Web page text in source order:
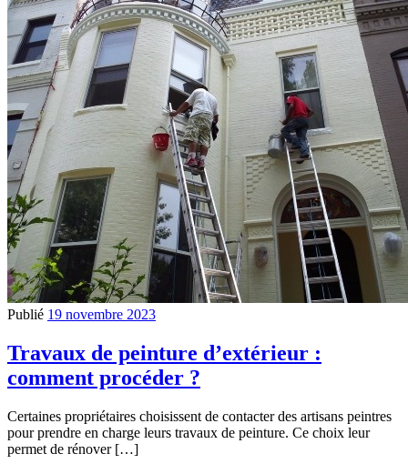
Publié 19 novembre 2023
Travaux de peinture d’extérieur :
comment procéder ?
Certaines propriétaires choisissent de contacter des artisans peintres
pour prendre en charge leurs travaux de peinture. Ce choix leur
permet de rénover […]